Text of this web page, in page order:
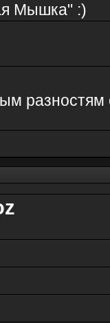
Мышка" :)
разностям